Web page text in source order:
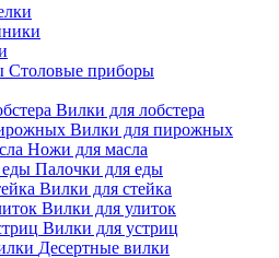
Cтоловые приборы
Вилки для лобстера
Вилки для пирожных
Ножи для масла
Палочки для еды
Вилки для стейка
Вилки для улиток
Вилки для устриц
Десертные вилки